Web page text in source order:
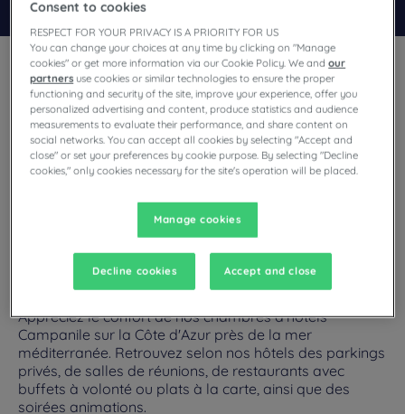
Pour votre séjour sur la Côte d'Azur, réservez une chambre dans un
hôtel 3 étoiles Campanile. Appréciez le confort de ses chambres
spacieuses, l'accueil chaleureux et la situation idéale d'un hôtel de
Appréciez le confort de nos chambres d'hôtels
Campanile sur la Côte d'Azur près de la mer
méditerranée. Retrouvez selon nos hôtels des parkings
privés, de salles de réunions, de restaurants avec
buffets à volonté ou plats à la carte, ainsi que des
soirées animations.
Consent to cookies
RESPECT FOR YOUR PRIVACY IS A PRIORITY FOR US
You can change your choices at any time by clicking on "Manage
cookies" or get more information via our Cookie Policy. We andour
partners use cookies or similar technologies to ensure the proper
functioning and security of the site, improve your experience, offer you
personalized advertising and content, produce statistics and audience
measurements to evaluate their performance, and share content on
social networks. You can accept all cookies by selecting "Accept and
close" or set your preferences by cookie purpose. By selecting "Decline
cookies," only cookies necessary for the site's operation will be placed.
Manage cookies
Decline cookies Accept and close